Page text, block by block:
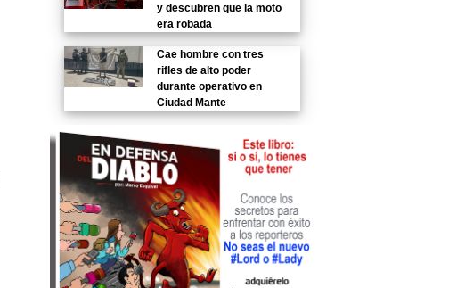
y descubren que la moto
era robada
Cae hombre con tres
rifles de alto poder
durante operativo en
Ciudad Mante